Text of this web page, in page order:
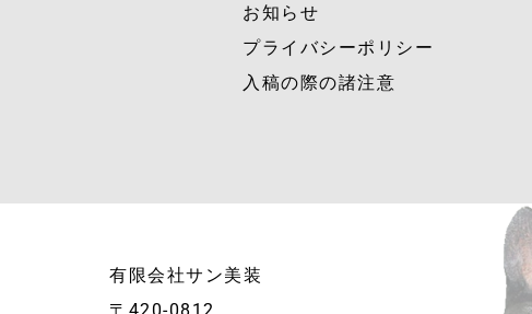
お知らせ
プライバシーポリシー
入稿の際の諸注意
有限会社サン美装